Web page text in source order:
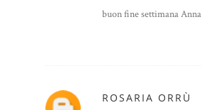
buon fine settimana Anna
ROSARIA ORRÙ